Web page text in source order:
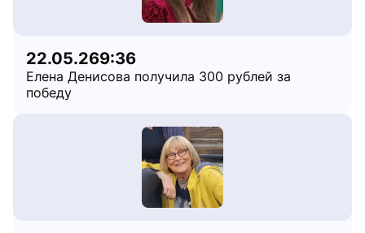
22.05.269:36
Елена Денисова получила 300 рублей за
победу